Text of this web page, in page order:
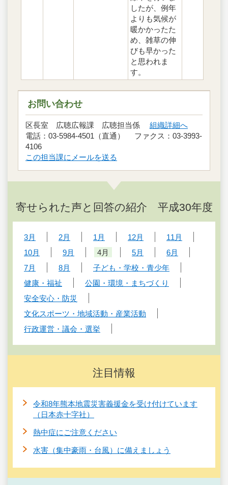
したが、例年
よりも気候が
暖かかったた
め、雑草の伸
びも早かった
と思われま
す。
お問い合わせ
区長室 広聴広報課 広聴担当係 組織詳細へ
電話：03-5984-4501（直通） ファクス：03-3993-
4106
この担当課にメールを送る
寄せられた声と回答の紹介 平成30年度
3月 2月 1月 12月
11月
10月
9月 4月 5月
6月
7月
8月
子ども・学校・青少年
健康・福祉
公園・環境・まちづくり
安全安心・防災
文化スポーツ・地域活動・産業活動
行政運営・議会・選挙
注目情報
令和8年熊本地震災害義援金を受け付けています
（日本赤十字社）
熱中症にご注意ください
水害（集中豪雨・台風）に備えましょう